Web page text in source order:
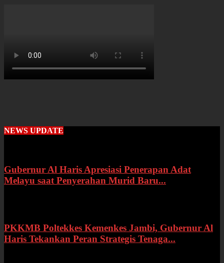
NEWS UPDATE
Gubernur Al Haris Apresiasi Penerapan Adat
Melayu saat Penyerahan Murid Baru...
PKKMB Poltekkes Kemenkes Jambi, Gubernur Al
Haris Tekankan Peran Strategis Tenaga...